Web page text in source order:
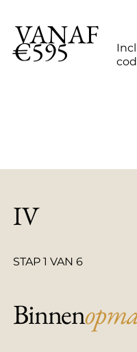
VANAF
€595
IV
STAP 1 VAN 6
Binnen